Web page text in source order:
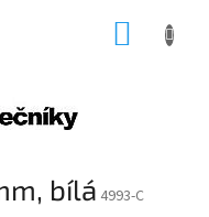
bílá 4993-C